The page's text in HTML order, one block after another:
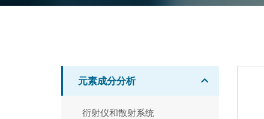
元素成分分析
衍射仪和散射系统